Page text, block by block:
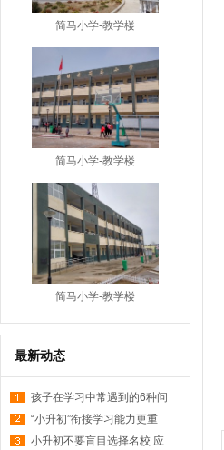
简马小学-教学楼
简马小学-教学楼
简马小学-教学楼
最新动态
孩子在学习中常遇到的6种问
“小升初”衔接学习能力更重
小升初不要盲目选择名校 应